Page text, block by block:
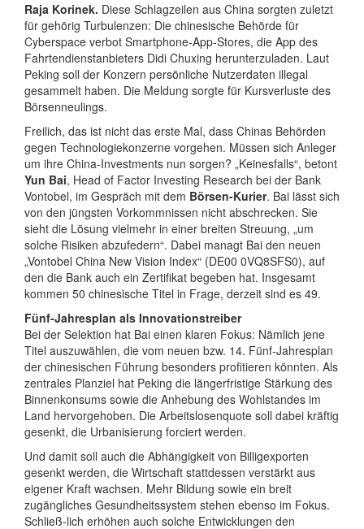
Raja Korinek. Diese Schlagzeilen aus China sorgten zuletzt
für gehörig Turbulenzen: Die chinesische Behörde für
Cyberspace verbot Smartphone-App-Stores, die App des
Fahrtendienstanbieters Didi Chuxing herunterzuladen. Laut
Peking soll der Konzern persönliche Nutzerdaten illegal
gesammelt haben. Die Meldung sorgte für Kursverluste des
Börsenneulings.
Freilich, das ist nicht das erste Mal, dass Chinas Behörden
gegen Technologiekonzerne vorgehen. Müssen sich Anleger
um ihre China-Investments nun sorgen? „Keinesfalls“, betont
Yun Bai, Head of Factor Investing Research bei der Bank
Vontobel, im Gespräch mit dem Börsen-Kurier. Bai lässt sich
von den jüngsten Vorkommnissen nicht abschrecken. Sie
sieht die Lösung vielmehr in einer breiten Streuung, „um
solche Risiken abzufedern“. Dabei managt Bai den neuen
„Vontobel China New Vision Index“ (DE00 0VQ8SFS0), auf
den die Bank auch ein Zertifikat begeben hat. Insgesamt
kommen 50 chinesische Titel in Frage, derzeit sind es 49.
Fünf-Jahresplan als Innovationstreiber
Bei der Selektion hat Bai einen klaren Fokus: Nämlich jene
Titel auszuwählen, die vom neuen bzw. 14. Fünf-Jahresplan
der chinesischen Führung besonders profitieren könnten. Als
zentrales Planziel hat Peking die längerfristige Stärkung des
Binnenkonsums sowie die Anhebung des Wohlstandes im
Land hervorgehoben. Die Arbeitslosenquote soll dabei kräftig
gesenkt, die Urbanisierung forciert werden.
Und damit soll auch die Abhängigkeit von Billigexporten
gesenkt werden, die Wirtschaft stattdessen verstärkt aus
eigener Kraft wachsen. Mehr Bildung sowie ein breit
zugängliches Gesundheitssystem stehen ebenso im Fokus.
Schließ-lich erhöhen auch solche Entwicklungen den